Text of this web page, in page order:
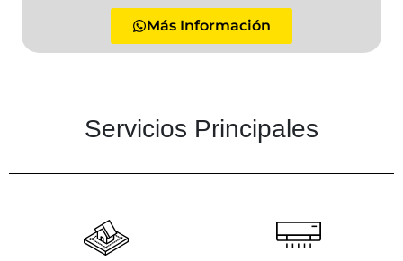
Más Información
Servicios Principales